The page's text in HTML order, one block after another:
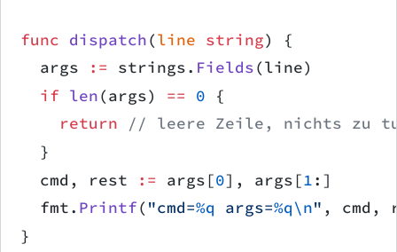
func dispatch(line string) {
	args
:= strings. Fields(line)
	if
len(args) == 0 {
		return
// leere Zeile, nichts zu
	}
	cmd, rest
:= args[0], args[1:]
	fmt.
Printf( "cmd=%q args=%q\n" , cmd,
}